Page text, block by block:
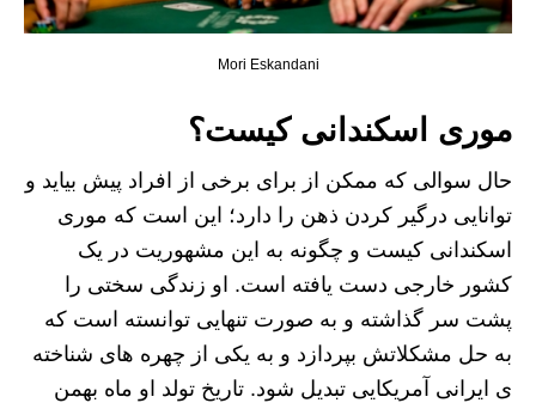
Mori Eskandani
موری اسکندانی کیست؟
حال سوالی که ممکن از برای برخی از افراد پیش بیاید و
توانایی درگیر کردن ذهن را دارد؛ این است که موری
اسکندانی کیست و چگونه به این مشهوریت در یک
کشور خارجی دست یافته است. او زندگی سختی را
پشت سر گذاشته و به صورت تنهایی توانسته است که
به حل مشکلاتش بپردازد و به یکی از چهره های شناخته
ی ایرانی آمریکایی تبدیل شود. تاریخ تولد او ماه بهمن